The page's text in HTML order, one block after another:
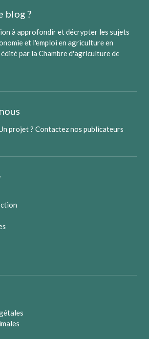
blog ?
à approfondir et décrypter les sujets
et l'emploi en agriculture en
par la Chambre d'agriculture de
projet ? Contactez nos publicateurs